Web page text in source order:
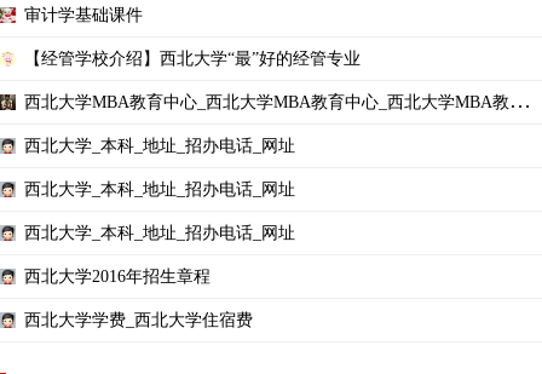
审计学基础课件
【经管学校介绍】西北大学“最”好的经管专业
西北大学MBA教育中心_西北大学MBA教育中心_西北大学MBA教育
西北大学_本科_地址_招办电话_网址
西北大学_本科_地址_招办电话_网址
西北大学_本科_地址_招办电话_网址
西北大学2016年招生章程
西北大学学费_西北大学住宿费